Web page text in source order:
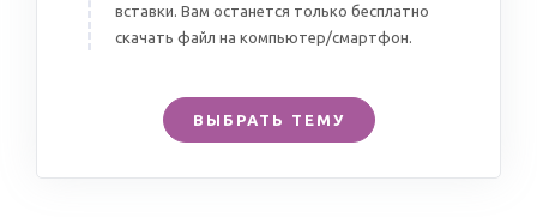
вставки. Вам останется только бесплатно
скачать файл на компьютер/смартфон.
ВЫБРАТЬ ТЕМУ